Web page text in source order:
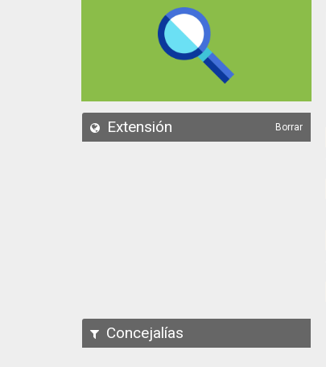
Extensión Borrar
Concejalías